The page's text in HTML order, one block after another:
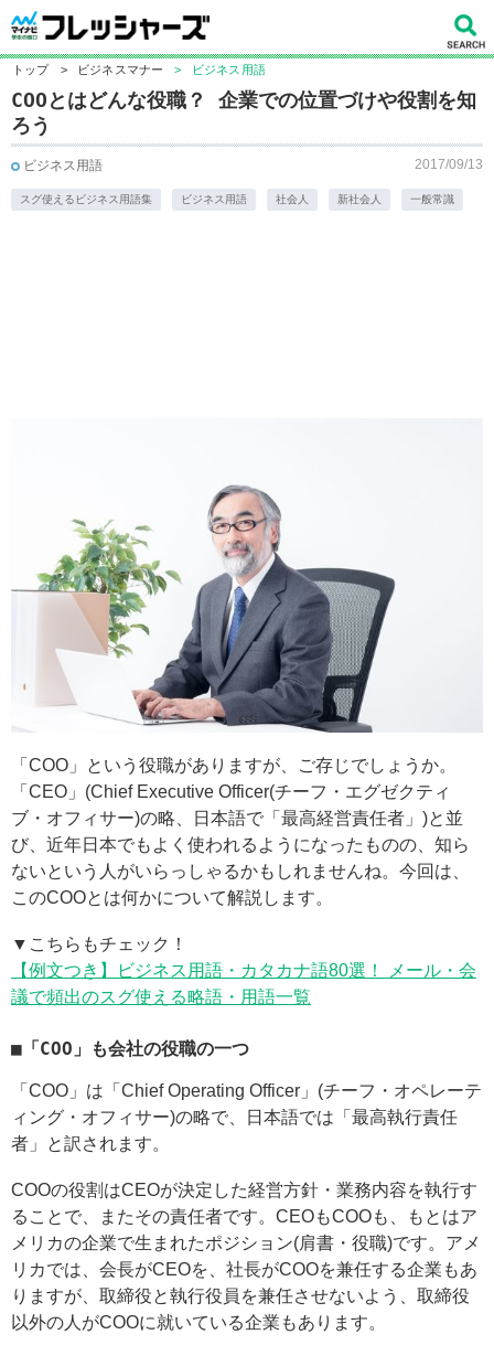
トップ > ビジネスマナー > ビジネス用語
COOとはどんな役職？ 企業での位置づけや役割を知
ろう
ビジネス用語 2017/09/13
スグ使えるビジネス用語集 ビジネス用語 社会人 新社会人 一般常識
「COO」という役職がありますが、ご存じでしょうか。
「CEO」(Chief Executive Officer(チーフ・エグゼクティ
ブ・オフィサー)の略、日本語で「最高経営責任者」)と並
び、近年日本でもよく使われるようになったものの、知ら
ないという人がいらっしゃるかもしれませんね。今回は、
このCOOとは何かについて解説します。
▼こちらもチェック！
【例文つき】ビジネス用語・カタカナ語80選！ メール・会
議で頻出のスグ使える略語・用語一覧
■「COO」も会社の役職の一つ
「COO」は「Chief Operating Officer」(チーフ・オペレーテ
ィング・オフィサー)の略で、日本語では「最高執行責任
者」と訳されます。
COOの役割はCEOが決定した経営方針・業務内容を執行す
ることで、またその責任者です。CEOもCOOも、もとはア
メリカの企業で生まれたポジション(肩書・役職)です。アメ
リカでは、会長がCEOを、社長がCOOを兼任する企業もあ
りますが、取締役と執行役員を兼任させないよう、取締役
以外の人がCOOに就いている企業もあります。